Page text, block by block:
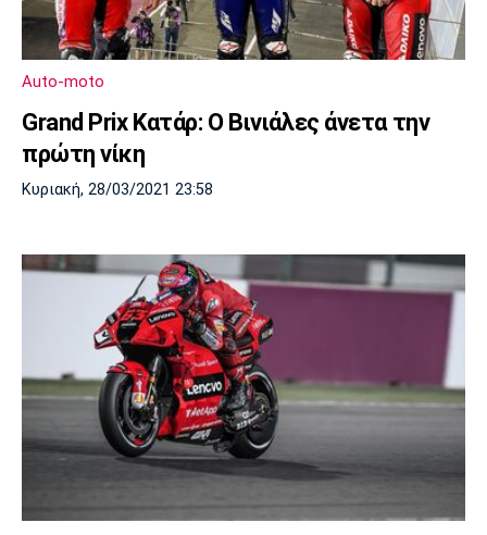
Auto-moto
Grand Prix Κατάρ: Ο Βινιάλες άνετα την
πρώτη νίκη
Κυριακή, 28/03/2021 23:58